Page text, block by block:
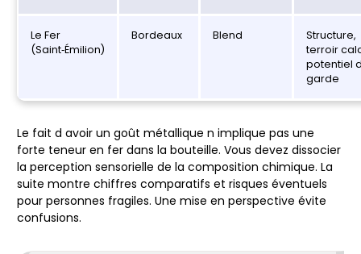
Le Fer
(Saint‑Émilion)
Bordeaux Blend
Structure,
terroir
potentiel
garde
Le fait d avoir un goût métallique n implique pas une
forte teneur en fer dans la bouteille. Vous devez dissocier
la perception sensorielle de la composition chimique. La
suite montre chiffres comparatifs et risques éventuels
pour personnes fragiles. Une mise en perspective évite
confusions.